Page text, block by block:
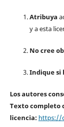
Atribuya
y a esta
No cree
Indique si
Los autores
Texto completo
licencia: https://